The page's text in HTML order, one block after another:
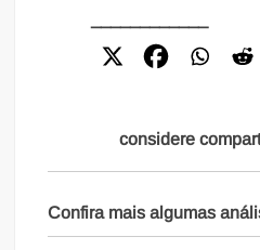
considere
Confira mais algumas